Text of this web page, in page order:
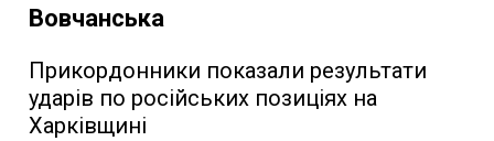
Вовчанська
Прикордонники показали результати
ударів по російських позиціях на
Харківщині